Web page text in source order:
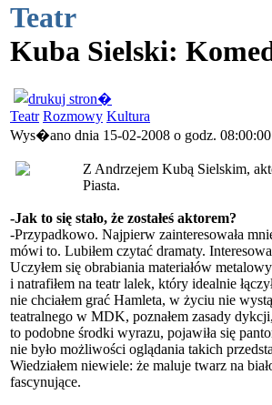
Teatr
Kuba Sielski:
Teatr Rozmowy Kultura
Wys�ano dnia 15-02-2008 o godz.
Z Andrzejem Kubą Sielskim,
Piasta.
-Jak to się stało, że zostałeś aktorem?
-Przypadkowo. Najpierw zainteresowała
mówi to. Lubiłem czytać dramaty.
Uczyłem się obrabiania materiałów
i natrafiłem na teatr lalek, który idealnie
nie chciałem grać Hamleta, w życiu nie
teatralnego w MDK, poznałem zasady
to podobne środki wyrazu, pojawiła się
nie było możliwości oglądania takich
Wiedziałem niewiele: że maluje twarz na
fascynujące.